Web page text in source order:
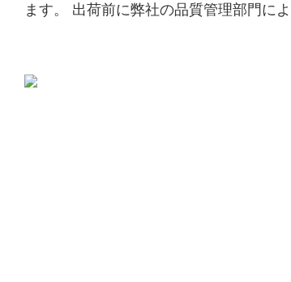
ます。 出荷前に弊社の品質管理部門に